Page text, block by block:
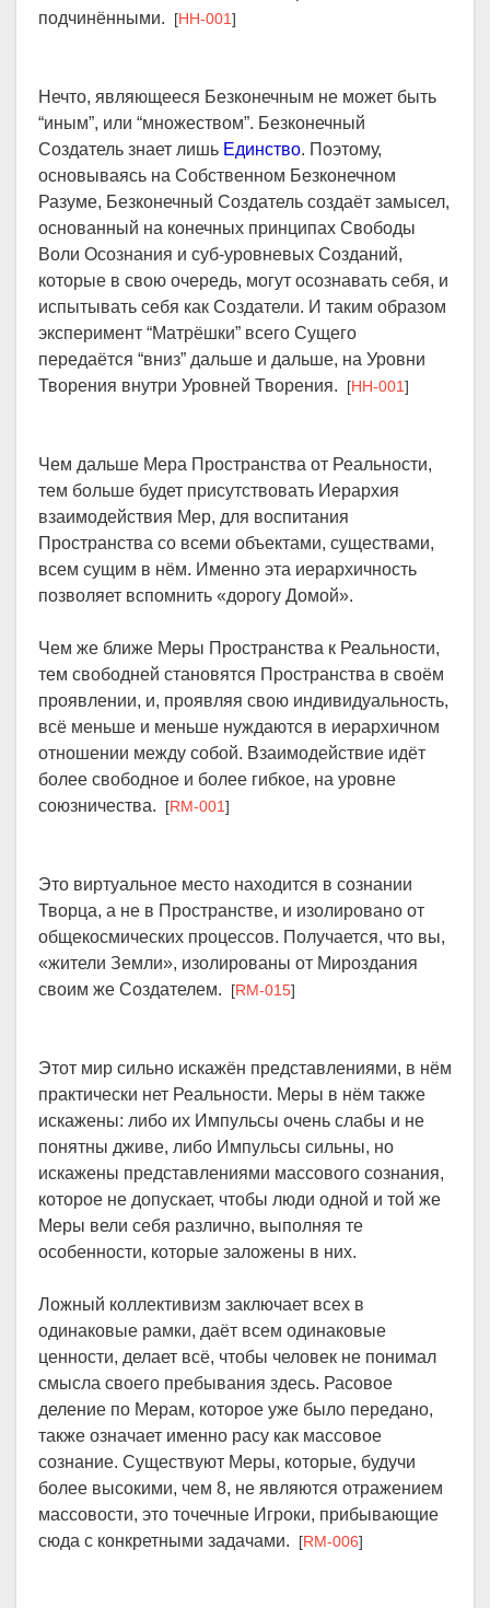
подчинёнными. [HH-001]
Нечто, являющееся Безконечным не может быть
“иным”, или “множеством”. Безконечный
Создатель знает лишь Единство. Поэтому,
основываясь на Собственном Безконечном
Разуме, Безконечный Создатель создаёт замысел,
основанный на конечных принципах Свободы
Воли Осознания и суб-уровневых Созданий,
которые в свою очередь, могут осознавать себя, и
испытывать себя как Создатели. И таким образом
эксперимент “Матрёшки” всего Сущего
передаётся “вниз” дальше и дальше, на Уровни
Творения внутри Уровней Творения. [HH-001]
Чем дальше Мера Пространства от Реальности,
тем больше будет присутствовать Иерархия
взаимодействия Мер, для воспитания
Пространства со всеми объектами, существами,
всем сущим в нём. Именно эта иерархичность
позволяет вспомнить «дорогу Домой».
Чем же ближе Меры Пространства к Реальности,
тем свободней становятся Пространства в своём
проявлении, и, проявляя свою индивидуальность,
всё меньше и меньше нуждаются в иерархичном
отношении между собой. Взаимодействие идёт
более свободное и более гибкое, на уровне
союзничества. [RM-001]
Это виртуальное место находится в сознании
Творца, а не в Пространстве, и изолировано от
общекосмических процессов. Получается, что вы,
«жители Земли», изолированы от Мироздания
своим же Создателем. [RM-015]
Этот мир сильно искажён представлениями, в нём
практически нет Реальности. Меры в нём также
искажены: либо их Импульсы очень слабы и не
понятны дживе, либо Импульсы сильны, но
искажены представлениями массового сознания,
которое не допускает, чтобы люди одной и той же
Меры вели себя различно, выполняя те
особенности, которые заложены в них.
Ложный коллективизм заключает всех в
одинаковые рамки, даёт всем одинаковые
ценности, делает всё, чтобы человек не понимал
смысла своего пребывания здесь. Расовое
деление по Мерам, которое уже было передано,
также означает именно расу как массовое
сознание. Существуют Меры, которые, будучи
более высокими, чем 8, не являются отражением
массовости, это точечные Игроки, прибывающие
сюда с конкретными задачами. [RM-006]